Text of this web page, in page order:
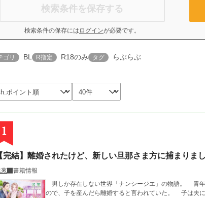
検索条件を保存する
検索条件の保存には ログインが必要です。
ゴリ BL R指定 R18のみ タグ らぶらぶ
1
完結】離婚されたけど、新しい旦那さま方に捕まりま
書籍情報
男しか存在しない世界「ナンシージエ」の物語。 青
ので、子を産んだら離婚すると言われていた。 子は夫